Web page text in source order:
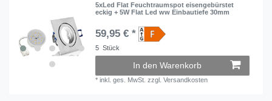
5xLed Flat Feuchtraumspot eisengebürstet
eckig + 5W Flat Led ww Einbautiefe 30mm
59,95 € *
5 Stück
In den Warenkorb
*inkl. ges. MwSt. zzgl.Versandkosten